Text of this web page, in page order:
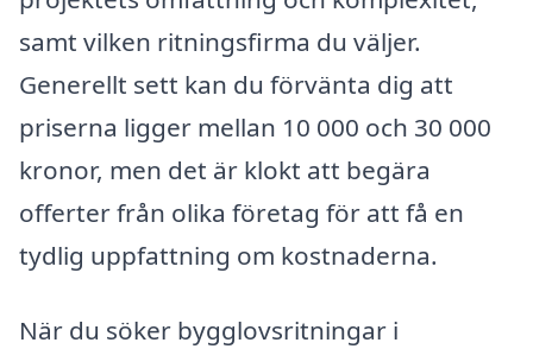
samt vilken ritningsfirma du väljer.
Generellt sett kan du förvänta dig att
priserna ligger mellan 10 000 och 30 000
kronor, men det är klokt att begära
offerter från olika företag för att få en
tydlig uppfattning om kostnaderna.
När du söker bygglovsritningar i